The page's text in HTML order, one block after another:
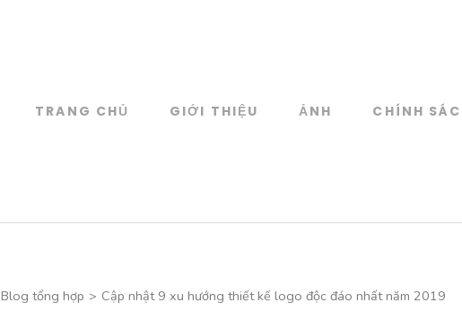
TRANG CHỦ GIỚI THIỆU ẢNH CHÍNH
Blog tổng hợp > Cập nhật 9 xu hướng thiết kế logo độc đáo nhất năm 2019